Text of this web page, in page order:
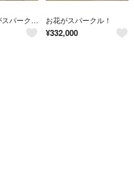
村上隆 お花がスパークル 版画 ED100 版画 お花がスパークル！
¥332,000